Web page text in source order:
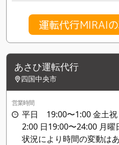
運転代行MIRAI
あさひ運転代行
四国中央市
営業時間
平日 19:00〜1:00 金土
2:00 日19:00〜24:00 月
状況により時間の変動はあ